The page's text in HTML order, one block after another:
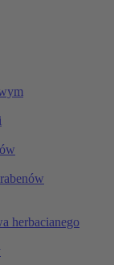
herbacianego